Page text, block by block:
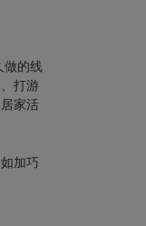
做的线
打游
家活
加巧